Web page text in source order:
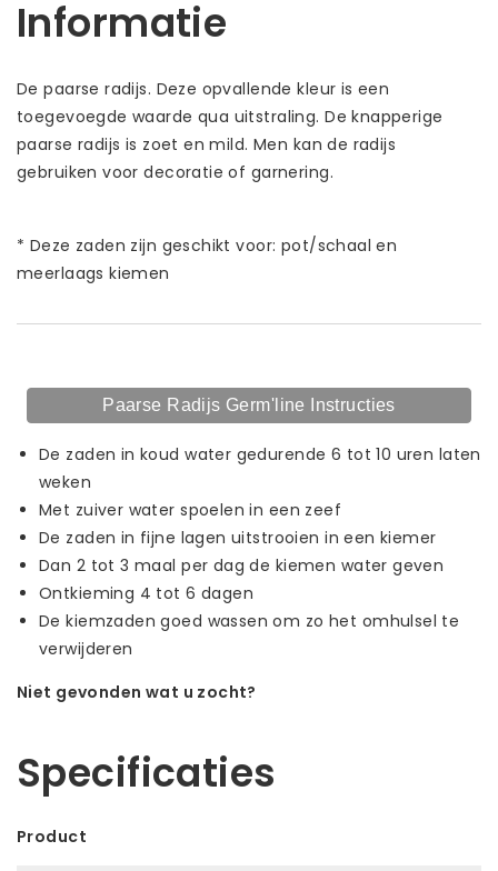
Informatie
De paarse radijs. Deze opvallende kleur is een
toegevoegde waarde qua uitstraling. De knapperige
paarse radijs is zoet en mild. Men kan de radijs
gebruiken voor decoratie of garnering.
* Deze zaden zijn geschikt voor: pot/schaal en
meerlaags kiemen
Paarse Radijs Germ'line Instructies
De zaden in koud water gedurende 6 tot 10 uren laten
weken
Met zuiver water spoelen in een zeef
De zaden in fijne lagen uitstrooien in een kiemer
Dan 2 tot 3 maal per dag de kiemen water geven
Ontkieming 4 tot 6 dagen
De kiemzaden goed wassen om zo het omhulsel te
verwijderen
Niet gevonden wat u zocht?
Specificaties
Product